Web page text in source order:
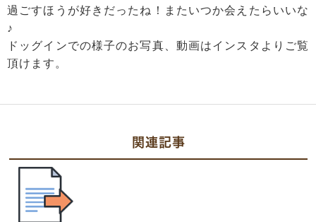
過ごすほうが好きだったね！またいつか会えたらいいな
♪
ドッグインでの様子のお写真、動画はインスタよりご覧
頂けます。
関連記事